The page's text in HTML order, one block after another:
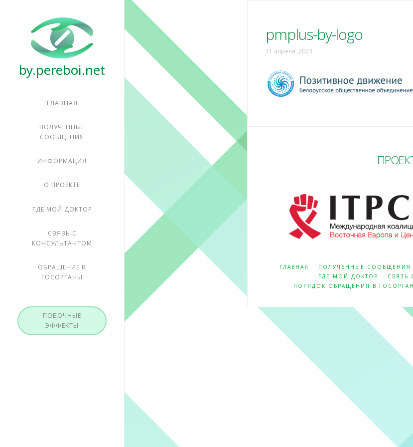
Pereboi
ГЛАВНАЯ
ПОЛУЧЕННЫЕ
СООБЩЕНИЯ
ИНФОРМАЦИЯ
О ПРОЕКТЕ
ГДЕ МОЙ ДОКТОР
СВЯЗЬ С
КОНСУЛЬТАНТОМ
ОБРАЩЕНИЕ В
ГОСОРГАНЫ
ПОБОЧНЫЕ
ЭФФЕКТЫ
pmplus-by-logo
11 апреля, 2023
ГЛАВНАЯ ПОЛУЧЕННЫЕ СООБЩЕНИЯ
ГДЕ МОЙ ДОКТОР
СВЯЗЬ
ПОРЯДОК ОБРАЩЕНИЯ В